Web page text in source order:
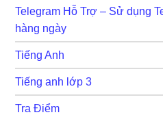
Telegram Hỗ Trợ – Sử dụng
hàng ngày
Tiếng Anh
Tiếng anh lớp 3
Tra Điểm